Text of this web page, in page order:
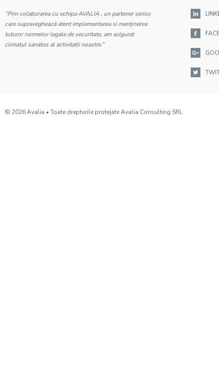
“Prin colaborarea cu echipa AVALIA , un partener serios
care supraveghează atent implementarea si menținerea
tuturor normelor legale de securitate, am asigurat
climatul sanatos al activitatii noastre.”
© 2026 Avalia • Toate drepturile protejate Avalia Consulting SRL